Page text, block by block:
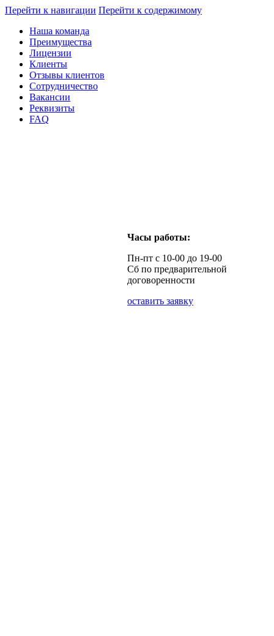
Перейти к навигации Перейти к содержимому
Наша команда
Преимущества
Лицензии
Клиенты
Отзывы клиентов
Сотрудничество
Вакансии
Реквизиты
FAQ
Часы работы:
Пн-пт с 10-00 до 19-00
Сб по предварительной
договоренности
оставить заявку